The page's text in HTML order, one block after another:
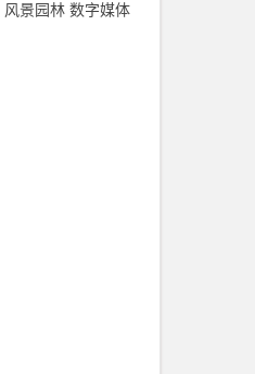
风景园林 数字媒体